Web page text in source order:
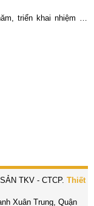
triển khai nhiệm vụ
TKV - CTCP. Thiết
Xuân Trung, Quận